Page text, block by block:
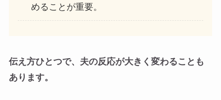
めることが重要。
伝え方ひとつで、夫の反応が大きく変わることも
あります。